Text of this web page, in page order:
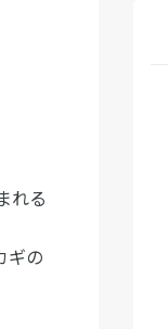
れる
ギの